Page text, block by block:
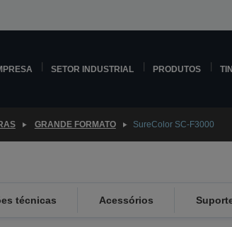
SETOR INDUSTRIAL PRODUTOS
GRANDE FORMATO SureColor SC-F3000
técnicas Acessórios